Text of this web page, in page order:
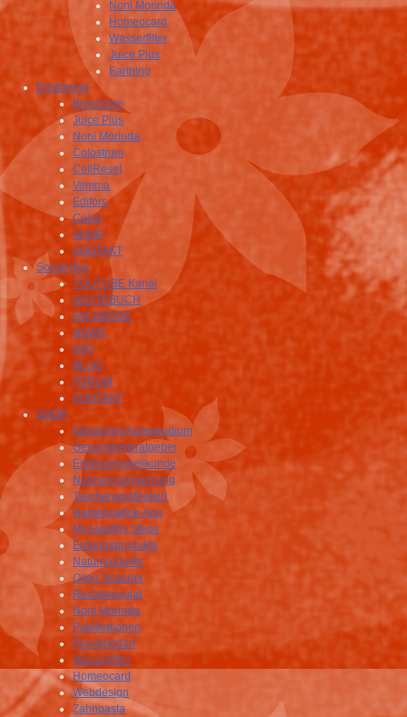
Noni Morinda
Homeocard
Wasserfilter
Juice Plus
Earthing
Ernährung
Broschüre
Juice Plus
Noni Morinda
Colostrum
CellReset
Vemma
Edifors
Cellin
SHOP
KONTAKT
Social Box
YOUTUBE Kanal
GÄSTEBUCH
FACEBOOK
NEWS
FAQ
BLOG
FORUM
KONTAKT
SHOP
Klinisches Kompendium
Gesundheitsratgeber
Erfahrungsheilkunde
Nahrungsergänzung
Taschenapotheken
Homöopathie App
My Healthy Steps
Erdungsprodukte
Naturprodukte
Oligo Scanner
Rechtsregulat
Noni Morinda
Publikationen
Praxisbedarf
Wasserfilter
Homeocard
Webdesign
Zahnpasta